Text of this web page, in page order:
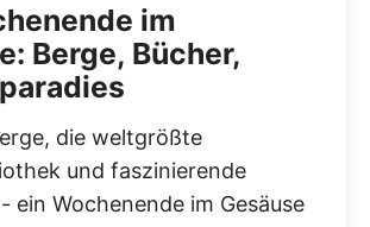
im
Berge, Bücher,
die weltgrößte
und faszinierende
ein Wochenende im Gesäuse